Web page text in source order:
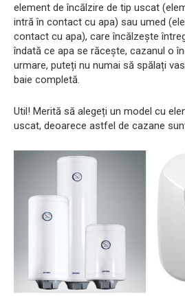
element de încălzire de tip uscat
intră în contact cu apa) sau umed
contact cu apa), care încălzește
îndată ce apa se răcește, cazanul o
urmare, puteți nu numai să spălați
baie completă.
Util! Merită să alegeți un model cu
uscat, deoarece astfel de cazane